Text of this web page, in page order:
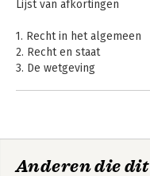
Lijst van afkortingen
1. Recht in het algemeen
2. Recht en staat
3. De wetgeving
9. Verbintenissen uit de
Anderen die